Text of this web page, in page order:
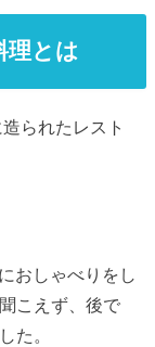
理とは
られたレスト
おしゃべりをし
こえず、後で
た。